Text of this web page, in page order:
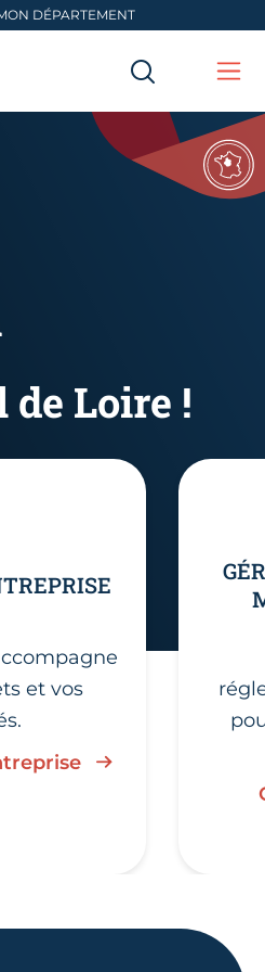
DÉPARTEMENT
de Loire !
et vos